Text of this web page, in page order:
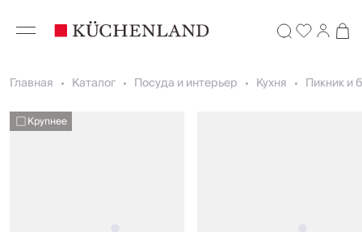
Главная Каталог Посуда и интерьер Кухня Пикник и
Крупнее